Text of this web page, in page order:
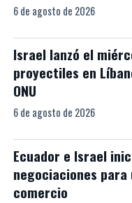
6 de agosto de 2026
Israel lanzó el
proyectiles en
ONU
6 de agosto de 2026
Ecuador e Israel
negociaciones
comercio